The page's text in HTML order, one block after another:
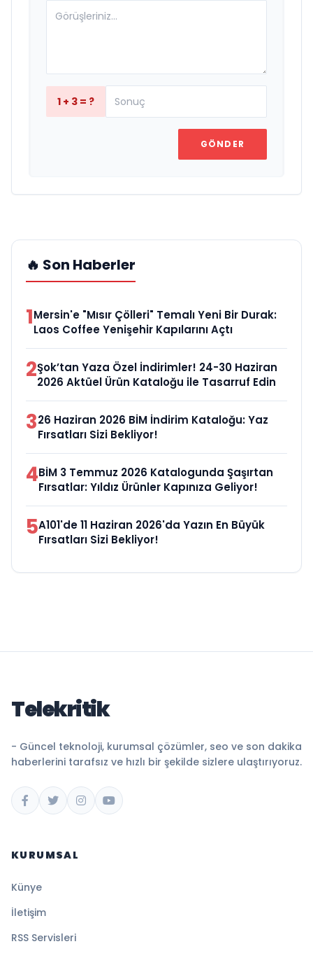
1 + 3 = ?
GÖNDER
🔥 Son Haberler
1Mersin'e "Mısır Çölleri" Temalı Yeni Bir Durak:
Laos Coffee Yenişehir Kapılarını Açtı
2Şok’tan Yaza Özel İndirimler! 24-30 Haziran
2026 Aktüel Ürün Kataloğu ile Tasarruf Edin
326 Haziran 2026 BİM İndirim Kataloğu: Yaz
Fırsatları Sizi Bekliyor!
4BİM 3 Temmuz 2026 Katalogunda Şaşırtan
Fırsatlar: Yıldız Ürünler Kapınıza Geliyor!
5A101'de 11 Haziran 2026'da Yazın En Büyük
Fırsatları Sizi Bekliyor!
Telekritik
- Güncel teknoloji, kurumsal çözümler, seo ve son dakika
haberlerini tarafsız ve hızlı bir şekilde sizlere ulaştırıyoruz.
KURUMSAL
Künye
İletişim
RSS Servisleri